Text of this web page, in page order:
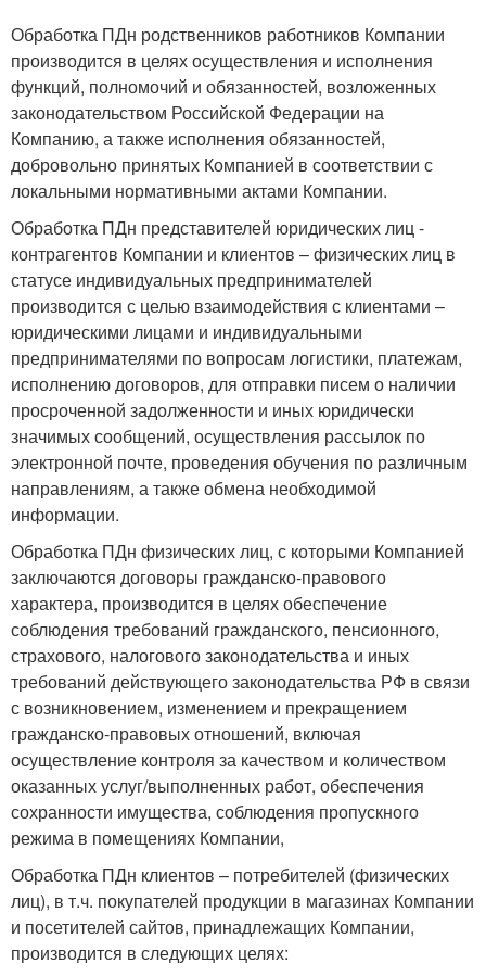
Обработка ПДн родственников работников Компании
производится в целях осуществления и исполнения
функций, полномочий и обязанностей, возложенных
законодательством Российской Федерации на
Компанию, а также исполнения обязанностей,
добровольно принятых Компанией в соответствии с
локальными нормативными актами Компании.
Обработка ПДн представителей юридических лиц -
контрагентов Компании и клиентов – физических лиц в
статусе индивидуальных предпринимателей
производится с целью взаимодействия с клиентами –
юридическими лицами и индивидуальными
предпринимателями по вопросам логистики, платежам,
исполнению договоров, для отправки писем о наличии
просроченной задолженности и иных юридически
значимых сообщений, осуществления рассылок по
электронной почте, проведения обучения по различным
направлениям, а также обмена необходимой
информации.
Обработка ПДн физических лиц, с которыми Компанией
заключаются договоры гражданско-правового
характера, производится в целях обеспечение
соблюдения требований гражданского, пенсионного,
страхового, налогового законодательства и иных
требований действующего законодательства РФ в связи
с возникновением, изменением и прекращением
гражданско-правовых отношений, включая
осуществление контроля за качеством и количеством
оказанных услуг/выполненных работ, обеспечения
сохранности имущества, соблюдения пропускного
режима в помещениях Компании,
Обработка ПДн клиентов – потребителей (физических
лиц), в т.ч. покупателей продукции в магазинах Компании
и посетителей сайтов, принадлежащих Компании,
производится в следующих целях: